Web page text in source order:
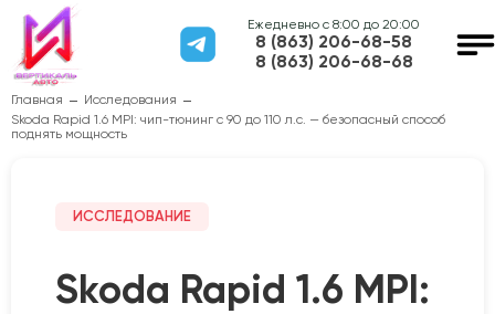
Ежедневно с 8:00 до 20:00
8 (863) 206-68-58
8 (863) 206-68-68
Главная
Исследования
Skoda Rapid 1.6 MPI: чип-тюнинг с 90 до 110 л.с. — безопасный способ
поднять мощность
ИССЛЕДОВАНИЕ
Skoda Rapid 1.6 MPI: